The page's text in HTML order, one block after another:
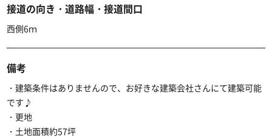
接道の向き・道路幅・接道間口
西側6ｍ
備考
・建築条件はありませんので、お好きな建築会社さんにて建築可能
です♪
・更地
・土地面積約57坪